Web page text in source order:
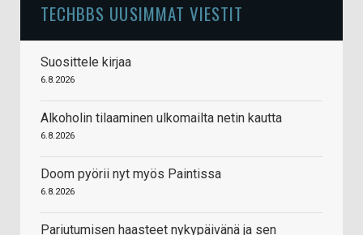
TECHBBS UUSIMMAT VIESTIT
Suosittele kirjaa
6.8.2026
Alkoholin tilaaminen ulkomailta netin kautta
6.8.2026
Doom pyörii nyt myös Paintissa
6.8.2026
Pariutumisen haasteet nykypäivänä ja sen